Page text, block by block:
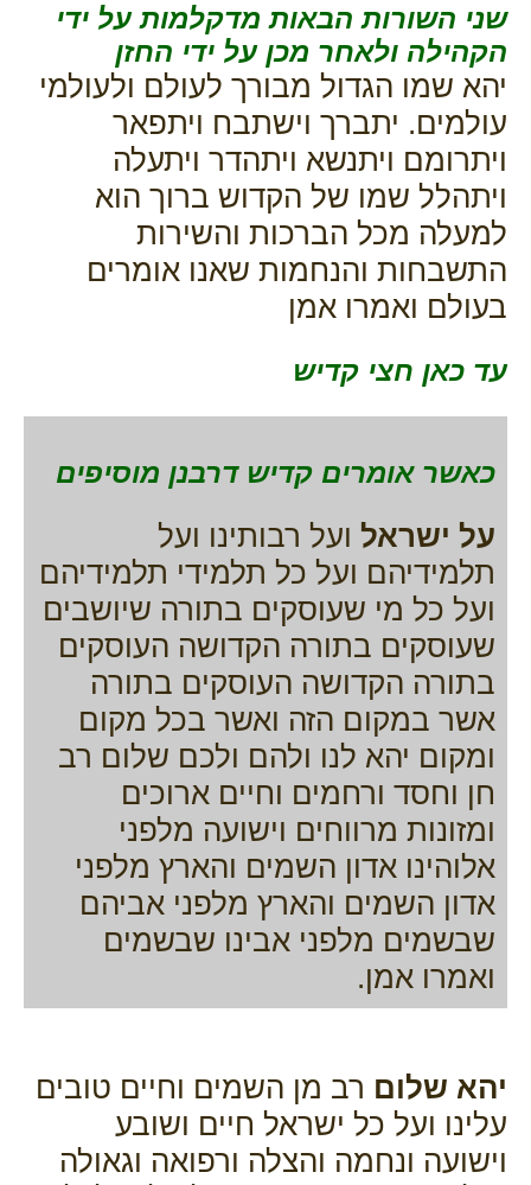
שני השורות הבאות מדקלמות על ידי
הקהילה ולאחר מכן על ידי החזן
יהא שמו הגדול מבורך לעולם ולעולמי
עולמים. יתברך וישתבח ויתפאר
ויתרומם ויתנשא ויתהדר ויתעלה
ויתהלל שמו של הקדוש ברוך הוא
למעלה מכל הברכות והשירות
התשבחות והנחמות שאנו אומרים
בעולם ואמרו אמן
עד כאן חצי קדיש
כאשר אומרים קדיש דרבנן מוסיפים
על ישראל ועל רבותינו ועל
תלמידיהם ועל כל תלמידי תלמידיהם
ועל כל מי שעוסקים בתורה שיושבים
שעוסקים בתורה הקדושה העוסקים
בתורה הקדושה העוסקים בתורה
אשר במקום הזה ואשר בכל מקום
ומקום יהא לנו ולהם ולכם שלום רב
חן וחסד ורחמים וחיים ארוכים
ומזונות מרווחים וישועה מלפני
אלוהינו אדון השמים והארץ מלפני
אדון השמים והארץ מלפני אביהם
שבשמים מלפני אבינו שבשמים
ואמרו אמן.
יהא שלום רב מן השמים וחיים טובים
עלינו ועל כל ישראל חיים ושובע
וישועה ונחמה והצלה ורפואה וגאולה